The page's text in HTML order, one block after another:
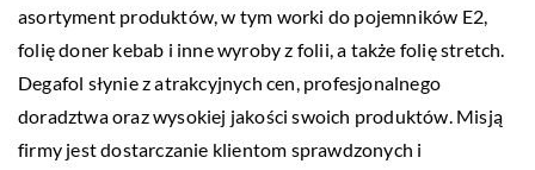
asortyment produktów, w tym worki do pojemników E2,
folię doner kebab i inne wyroby z folii, a także folię stretch.
Degafol słynie z atrakcyjnych cen, profesjonalnego
doradztwa oraz wysokiej jakości swoich produktów. Misją
firmy jest dostarczanie klientom sprawdzonych i